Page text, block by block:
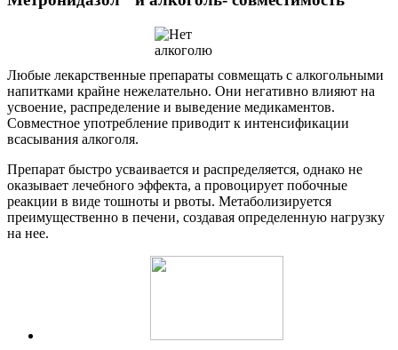
Любые лекарственные препараты совмещать с алкогольными
напитками крайне нежелательно. Они негативно влияют на
усвоение, распределение и выведение медикаментов.
Совместное употребление приводит к интенсификации
всасывания алкоголя.
Препарат быстро усваивается и распределяется, однако не
оказывает лечебного эффекта, а провоцирует побочные
реакции в виде тошноты и рвоты. Метаболизируется
преимущественно в печени, создавая определенную нагрузку
на нее.